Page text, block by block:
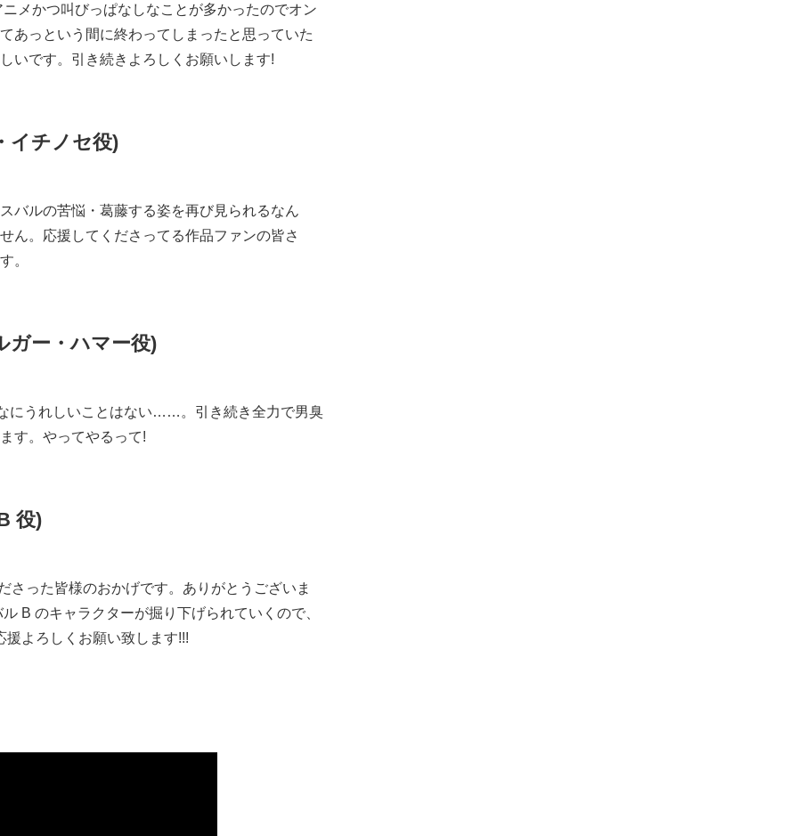
メかつ叫びっぱなしなことが多かったのでオン
あっという間に終わってしまったと思っていた
いです。引き続きよろしくお願いします!
イチノセ役)
バルの苦悩・葛藤する姿を再び見られるなん
。応援してくださってる作品ファンの皆さ
。
ー・ハマー役)
にうれしいことはない……。引き続き全力で男臭
す。やってやるって!
役)
さった皆様のおかげです。ありがとうございま
B のキャラクターが掘り下げられていくので、
よろしくお願い致します!!!